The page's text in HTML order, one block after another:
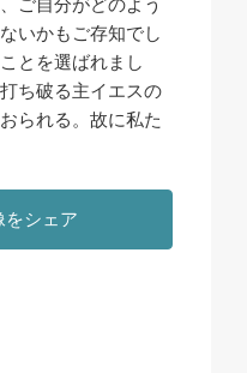
いかもご存知でし
とを選ばれまし
ち破る主イエスの
られる。故に私た
をシェア